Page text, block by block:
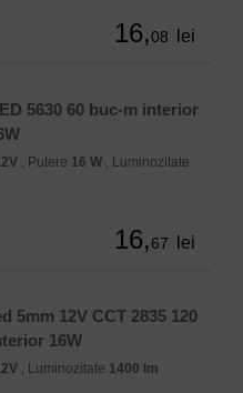
16,08 lei
5630 60 buc-m interior
, Putere 16 W , Luminozitate
16,67 lei
5mm 12V CCT 2835 120
16W
, Luminozitate 1400 lm